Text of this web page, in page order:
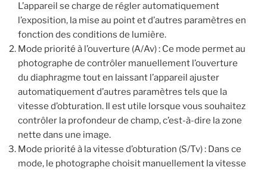
L’appareil se charge de régler automatiquement
l’exposition, la mise au point et d’autres paramètres en
fonction des conditions de lumière.
Mode priorité à l’ouverture (A/Av) : Ce mode permet au
photographe de contrôler manuellement l’ouverture
du diaphragme tout en laissant l’appareil ajuster
automatiquement d’autres paramètres tels que la
vitesse d’obturation. Il est utile lorsque vous souhaitez
contrôler la profondeur de champ, c’est-à-dire la zone
nette dans une image.
Mode priorité à la vitesse d’obturation (S/Tv) : Dans ce
mode, le photographe choisit manuellement la vitesse